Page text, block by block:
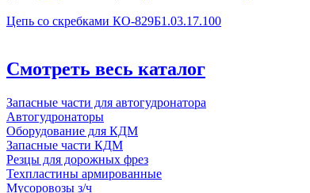
Цепь со скребками КО-829Б1.03.17.100
Смотреть весь каталог
Запасные части для автогудронатора
Автогудронаторы
Оборудование для КДМ
Запасные части КДМ
Резцы для дорожных фрез
Техпластины армированные
Мусоровозы з/ч